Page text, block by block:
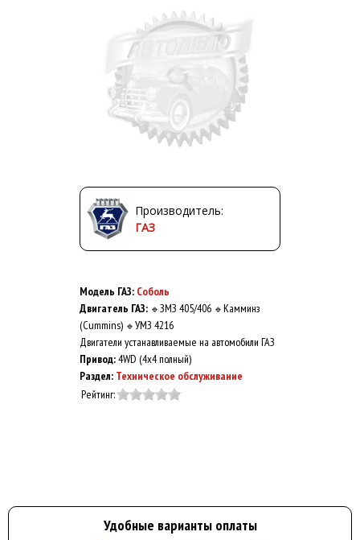
Производитель:
ГАЗ
Модель ГАЗ: Соболь
Двигатель ГАЗ: 🔹 ЗМЗ 405/406 🔹 Камминз
(Cummins) 🔹 УМЗ 4216
Двигатели устанавливаемые на автомобили ГАЗ
Привод:4WD (4x4 полный)
Раздел: Техническое обслуживание
Рейтинг:
Удобные варианты оплаты